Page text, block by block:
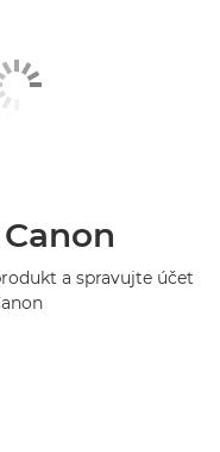
a spravujte účet